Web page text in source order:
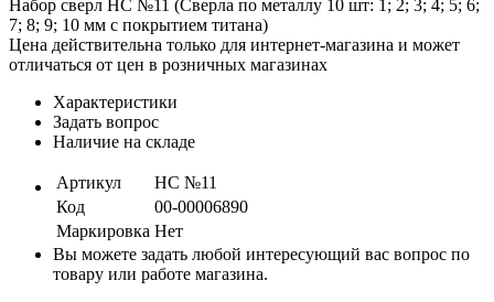
Набор сверл НС №11 (Сверла по металлу 10 шт: 1; 2; 3; 4; 5; 6;
7; 8; 9; 10 мм с покрытием титана)
Цена действительна только для интернет-магазина и может
отличаться от цен в розничных магазинах
Характеристики
Задать вопрос
Наличие на складе
Артикул
НС №11
Код
00-00006890
Маркировка Нет
Вы можете задать любой интересующий вас вопрос по
товару или работе магазина.